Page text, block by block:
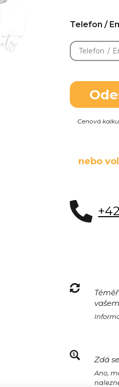
Telefon /
Cenová
nebo
Zdá
Ano,